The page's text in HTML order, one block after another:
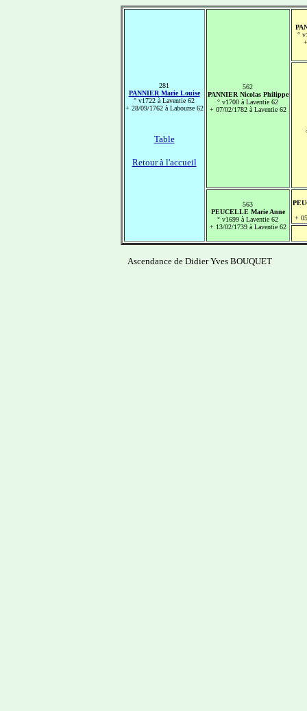
281
PANNIER Marie Louise
° v1722 à Laventie 62
+ 28/09/1762 à Labourse 62
Table
Retour à l'accueil
562
PANNIER Nicolas Philippe
° v1700 à Laventie 62
+ 07/02/1782 à Laventie 62
°
563
PEUCELLE Marie Anne
° v1699 à Laventie 62
+ 13/02/1739 à Laventie 62
+
Ascendance de Didier Yves BOUQUET